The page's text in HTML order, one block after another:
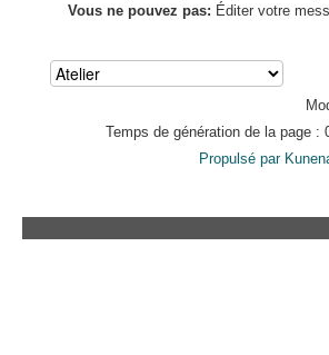
Vous ne pouvez pas: Éditer votre
Temps de génération de la page :
Propulsé par